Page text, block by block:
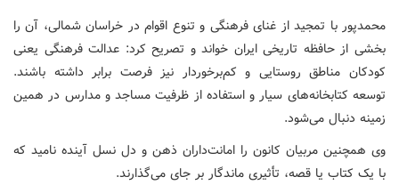
محمدپور با تمجید از غنای فرهنگی و تنوع اقوام در خراسان شمالی، آن را
بخشی از حافظه تاریخی ایران خواند و تصریح کرد: عدالت فرهنگی یعنی
کودکان مناطق روستایی و کم‌برخوردار نیز فرصت برابر داشته باشند.
توسعه کتابخانه‌های سیار و استفاده از ظرفیت مساجد و مدارس در همین
زمینه دنبال می‌شود.
وی همچنین مربیان کانون را امانت‌داران ذهن و دل نسل آینده نامید که
با یک کتاب یا قصه، تأثیری ماندگار بر جای می‌گذارند.